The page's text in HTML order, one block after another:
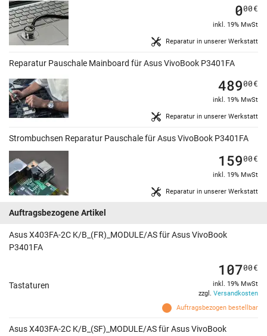
Reparatur in unserer Werkstatt
000€
inkl. 19% MwSt
Reparatur Pauschale Mainboard für Asus VivoBook P3401FA
Reparatur in unserer Werkstatt
48900€
inkl. 19% MwSt
Strombuchsen Reparatur Pauschale für Asus VivoBook P3401FA
Reparatur in unserer Werkstatt
15900€
inkl. 19% MwSt
Auftragsbezogene Artikel
Asus X403FA-2C K/B_(FR)_MODULE/AS für Asus VivoBook
P3401FA
Tastaturen
Auftragsbezogen bestellbar
10700€
inkl. 19% MwSt
zzgl. Versandkosten
Asus X403FA-2C K/B_(SF)_MODULE/AS für Asus VivoBook